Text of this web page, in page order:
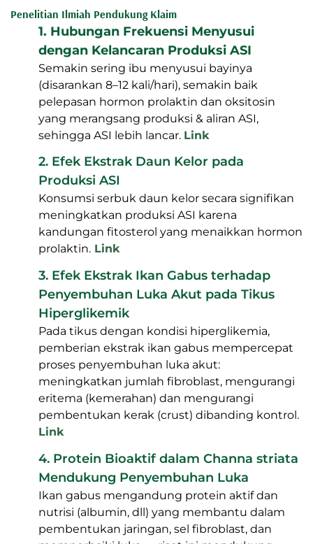
Benar
Kesimpulan
Melancarkan air susu ibu tidak selalu
membutuhkan cara instan. Dengan menyusui
secara rutin, menjaga nutrisi, mengelola stres, dan
bila perlu menggunakan pendamping herbal yang
tepat seperti Milkymor, produksi ASI dapat
meningkat secara alami. Yang terpenting, ibu perlu
tenang dan percaya pada kemampuan tubuhnya
sendiri.
Penelitian Ilmiah Pendukung Klaim
1.Hubungan Frekuensi Menyusui dengan
Kelancaran Produksi ASI
(disarankan 8–12 kali/hari), semakin baik
pelepasan hormon prolaktin dan oksitosin
yang merangsang produksi & aliran ASI,
sehingga ASI lebih lancar.Link
2. Efek Ekstrak Daun Kelor pada Produksi ASI
Konsumsi serbuk daun kelor secara signifikan
meningkatkan produksi ASI karena
kandungan fitosterol yang menaikkan hormon
prolaktin.
3. Efek Ekstrak Ikan Gabus terhadap
Penyembuhan Luka Akut pada Tikus Hiper­
glikemik
Pada tikus dengan kondisi hiper­glikemia,
pemberian ekstrak ikan gabus mempercepat
proses penyembuhan luka akut: